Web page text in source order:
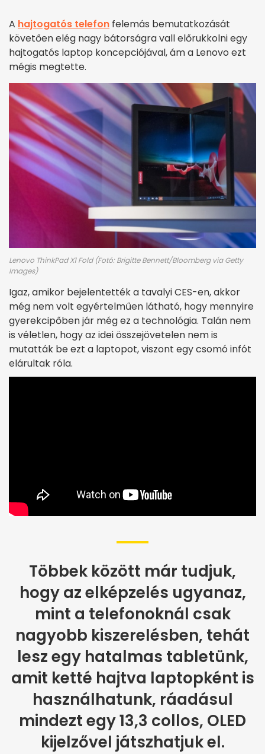
A hajtogatós telefon felemás bemutatkozását
követően elég nagy bátorságra vall előrukkolni egy
hajtogatós laptop koncepciójával, ám a Lenovo ezt
mégis megtette.
Lenovo ThinkPad X1 Fold (Fotó: Brigitte Bennett/Bloomberg via Getty
Images)
Igaz, amikor bejelentették a tavalyi CES-en, akkor
még nem volt egyértelműen látható, hogy mennyire
gyerekcipőben jár még ez a technológia. Talán nem
is véletlen, hogy az idei összejövetelen nem is
mutatták be ezt a laptopot, viszont egy csomó infót
elárultak róla.
Többek között már tudjuk,
hogy az elképzelés ugyanaz,
mint a telefonoknál csak
nagyobb kiszerelésben, tehát
lesz egy hatalmas tabletünk,
amit ketté hajtva laptopként is
használhatunk, ráadásul
mindezt egy 13,3 collos, OLED
kijelzővel játszhatjuk el.